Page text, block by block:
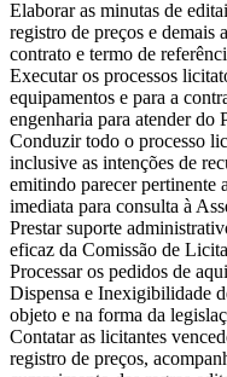
Elaborar as minutas de
registro de preços e demais
contrato e termo de
Executar os processos
equipamentos e para a
engenharia para atender
Conduzir todo o processo
inclusive as intenções de
emitindo parecer pertinente
imediata para consulta à
Prestar suporte
eficaz da Comissão de
Processar os pedidos de
Dispensa e Inexigibilidade
objeto e na forma da
Contatar as licitantes
registro de preços,